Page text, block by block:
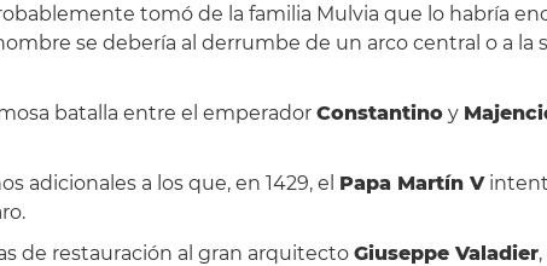
tomó de la familia Mulvia que lo habría
se debería al derrumbe de un arco central o a la
batalla entre el emperador Constantinoy
adicionales a los que, en 1429, el Papa Martín V
de restauración al gran arquitecto Giuseppe Valadier